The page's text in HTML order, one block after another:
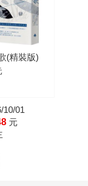
黑暗，但才華洋
為一個為人設想
動念⋯⋯如今，他
忿不平的時候。
中，請務必看看
何讓在社會上生
在黑暗中駐足，
運。一直將整個
自己心裡的力量
隨手可得、純真
(精裝版)
10/01
元